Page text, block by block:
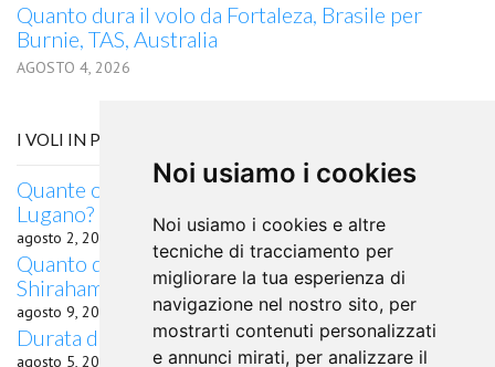
Noi usiamo i cookies
Noi usiamo i cookies e altre
tecniche di tracciamento per
migliorare la tua esperienza di
navigazione nel nostro sito, per
mostrarti contenuti personalizzati
e annunci mirati, per analizzare il
Quanto dura il volo da Fortaleza, Brasile per
Burnie, TAS, Australia
AGOSTO 4, 2026
I VOLI IN PARTENZA DA DENPASAR
Quante ore di volo occorrono da Denpasar a
Lugano?
agosto 2, 2026
Quanto dura il volo in aereo da Denpasar a
Shirahama
agosto 9, 2026
Durata del volo da Denpasar per Orenburg
agosto 5, 2026